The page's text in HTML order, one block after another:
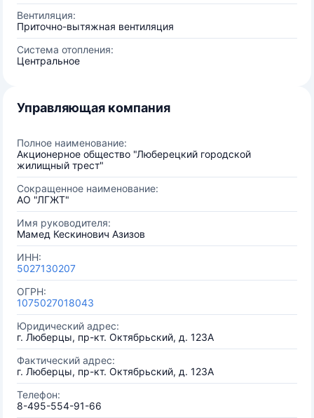
Вентиляция:
Приточно-вытяжная вентиляция
Система отопления:
Центральное
Управляющая компания
Полное наименование:
Акционерное общество "Люберецкий городской
жилищный трест"
Сокращенное наименование:
АО "ЛГЖТ"
Имя руководителя:
Мамед Кескинович Азизов
ИНН:
5027130207
ОГРН:
1075027018043
Юридический адрес:
г. Люберцы, пр-кт. Октябрьский, д. 123А
Фактический адрес:
г. Люберцы, пр-кт. Октябрьский, д. 123А
Телефон:
8-495-554-91-66